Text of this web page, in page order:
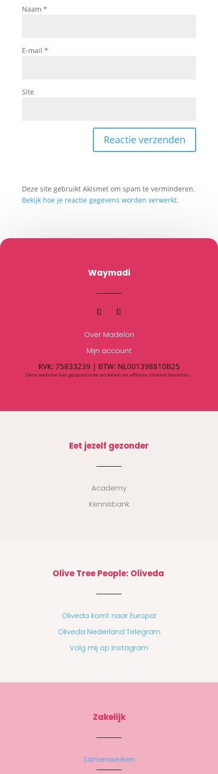
Naam *
E-mail *
Site
Deze site gebruikt Akismet om spam te verminderen.
Bekijk hoe je reactie gegevens worden verwerkt.
Waymadi
Over Madelon
Mijn account
KVK: 75833239 | BTW: NL001398810B25
Deze website kan gesponsorde artikelen en affiliate content bevatten.
Eet jezelf gezonder
Academy
Kennisbank
Olive Tree People: Oliveda
Oliveda komt naar Europa!
Oliveda Nederland Telegram
Volg mij op Instagram
Zakelijk
Samenwerken